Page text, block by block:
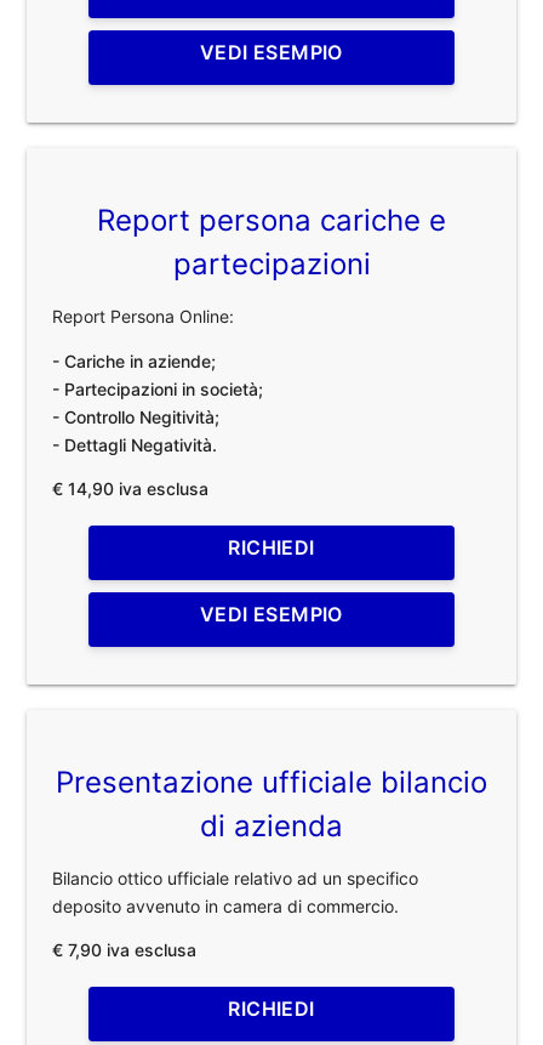
VEDI ESEMPIO
Report persona cariche e
partecipazioni
Report Persona Online:
- Cariche in aziende;
- Partecipazioni in società;
- Controllo Negitività;
- Dettagli Negatività.
€ 14,90 iva esclusa
RICHIEDI
VEDI ESEMPIO
Presentazione ufficiale bilancio
di azienda
Bilancio ottico ufficiale relativo ad un specifico
deposito avvenuto in camera di commercio.
€ 7,90 iva esclusa
RICHIEDI